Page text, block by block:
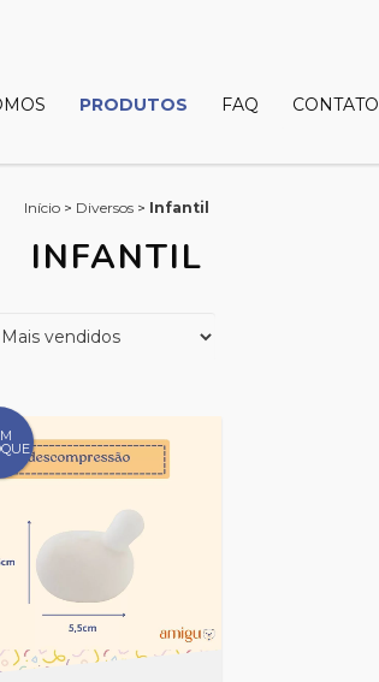
PRODUTOS FAQ CONTATO
Início > Diversos > Infantil
INFANTIL